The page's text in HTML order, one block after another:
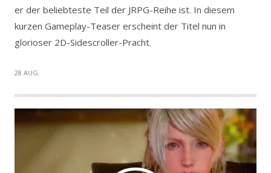
er der beliebteste Teil der JRPG-Reihe ist. In diesem
kurzen Gameplay-Teaser erscheint der Titel nun in
glorioser 2D-Sidescroller-Pracht.
28 AUG.